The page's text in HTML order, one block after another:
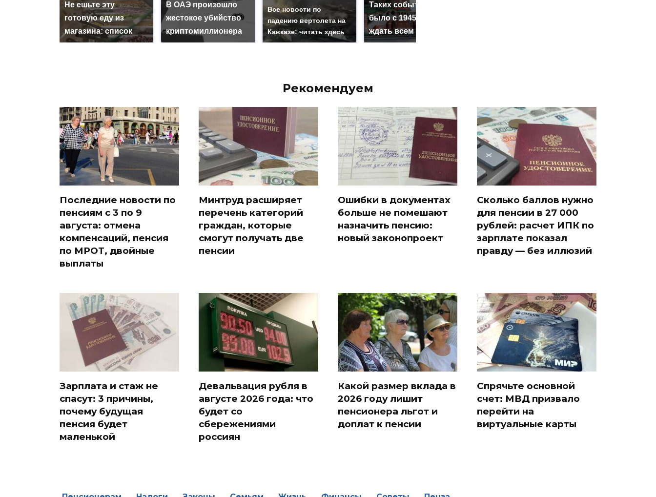
Не ешьте эту
готовую еду из
магазина: список
В ОАЭ произошло
жестокое убийство
криптомиллионера
Все новости по
падению вертолета на
Кавказе: читать здесь
Таких событий не
было с 1945: чего
ждать всем нам?
Рекомендуем
Последние новости по
пенсиям с 3 по 9
августа: отмена
компенсаций, пенсия
по МРОТ, двойные
выплаты
Минтруд расширяет
перечень категорий
граждан, которые
смогут получать две
пенсии
Ошибки в документах
больше не помешают
назначить пенсию:
новый законопроект
Сколько баллов нужно
для пенсии в 27 000
рублей: расчет ИПК по
зарплате показал
правду — без иллюзий
Зарплата и стаж не
спасут: 3 причины,
почему будущая
пенсия будет
маленькой
Девальвация рубля в
августе 2026 года: что
будет со
сбережениями
россиян
Какой размер вклада в
2026 году лишит
пенсионера льгот и
доплат к пенсии
Спрячьте основной
счет: МВД призвало
перейти на
виртуальные карты